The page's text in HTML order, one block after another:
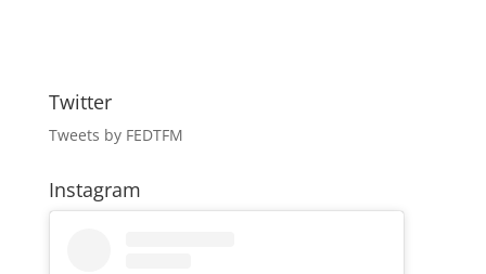
Twitter
Tweets by FEDTFM
Instagram